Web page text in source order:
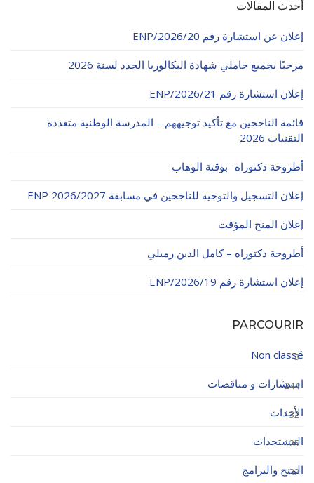
أحدث المقالات
إعلان عن استشارة رقم 20/ENP/2026
مرحبًا بجميع حاملي شهادة البكالوريا الجدد لسنة 2026
إعلان استشارة رقم 21/ENP/2026
قائمة الناجحين مع تأكيد توجيههم – المدرسة الوطنية متعددة
التقنيات 2026
أطروحة دكتوراه- بوڨنة الوهاب-
إعلان التسجيل والتوجيه للناجحين في مسابقة ENP 2026/2027
إعلان المنح المؤقت
أطروحة دكتوراه – كامل الدين رميلي
إعلان استشارة رقم 19/ENP/2026
PARCOURIR
Non classé
3
استشارات و مناقصات
244
الأحداث
132
المستجدات
125
المنح والبرامج
32